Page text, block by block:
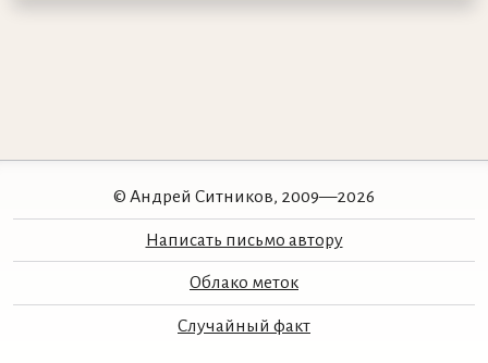
© Андрей Ситников, 2009—2026
Написать письмо автору
Облако меток
Случайный факт